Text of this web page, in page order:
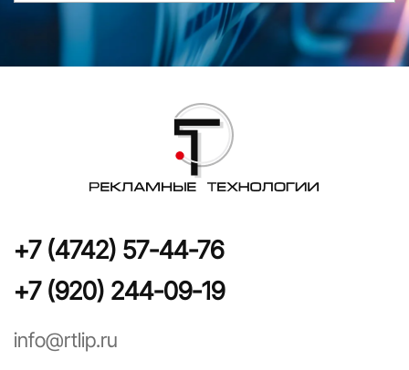
+7 (4742) 57-44-76
+7 (920) 244-09-19
info@rtlip.ru